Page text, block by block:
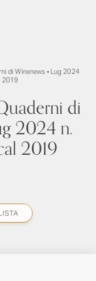
di Winenews • Lug 2024
2019
di
2024 n.
2019